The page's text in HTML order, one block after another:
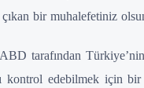
çıkan bir muhalefetiniz
tarafından
kontrol edebilmek için bir